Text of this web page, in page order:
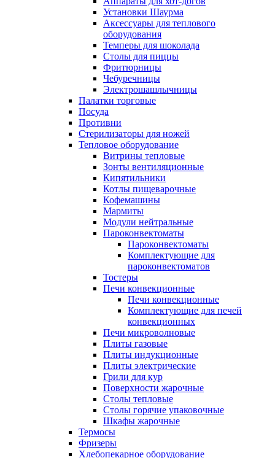
Установки Шаурма
Аксессуары для теплового
оборудования
Темперы для шоколада
Столы для пиццы
Фритюрницы
Чебуречницы
Электрошашлычницы
Палатки торговые
Посуда
Противни
Стерилизаторы для ножей
Тепловое оборудование
Витрины тепловые
Зонты вентиляционные
Кипятильники
Котлы пищеварочные
Кофемашины
Мармиты
Модули нейтральные
Пароконвектоматы
Пароконвектоматы
Комплектующие для
пароконвектоматов
Тостеры
Печи конвекционные
Печи конвекционные
Комплектующие для печей
конвекционных
Печи микроволновые
Плиты газовые
Плиты индукционные
Плиты электрические
Грили для кур
Поверхности жарочные
Столы тепловые
Столы горячие упаковочные
Шкафы жарочные
Термосы
Фризеры
Хлебопекарное оборудование